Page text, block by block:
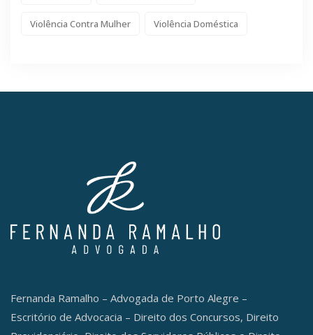
Violência Contra Mulher Violência Doméstica
Fernanda Ramalho – Advogada de Porto Alegre –
Escritório de Advocacia – Direito dos Concursos, Direito